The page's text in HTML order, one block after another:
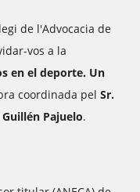
de l'Advocacia de
vos a la
en el deporte. Un
coordinada pel Sr.
Pajuelo.